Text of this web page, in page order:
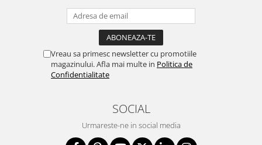
Vreau sa primesc newsletter cu promotiile
magazinului. Afla mai multe in Politica de
Confidentialitate
SOCIAL
Urmareste-ne in social media